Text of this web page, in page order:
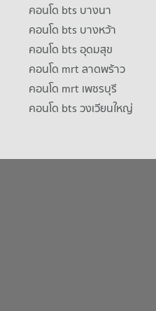
คอนโด bts บางนา
คอนโด bts บางหว้า
คอนโด bts อุดมสุข
คอนโด mrt ลาดพร้าว
คอนโด mrt เพชรบุรี
คอนโด bts วงเวียนใหญ่